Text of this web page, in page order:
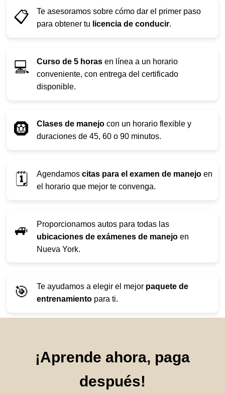
📋
Te asesoramos sobre cómo dar el primer paso
para obtener tu licencia de conducir.
💻 Curso de 5 horas en línea a un horario
conveniente, con entrega del certificado
disponible.
🛞 Clases de manejo con un horario flexible y
duraciones de 45, 60 o 90 minutos.
🗓️ Agendamos citas para el examen de manejo en
el horario que mejor te convenga.
🚙
Proporcionamos autos para todas las
ubicaciones de exámenes de manejo en
Nueva York.
🎯 Te ayudamos a elegir el mejor paquete de
entrenamiento para ti.
¡Aprende ahora, paga
después!